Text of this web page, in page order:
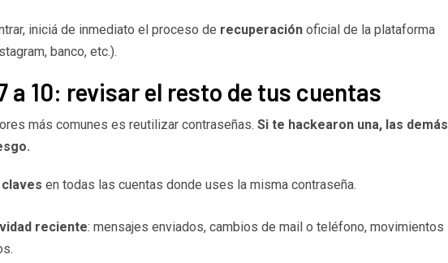
iniciá de inmediato el proceso de recuperación oficial de la plataforma
banco, etc.).
a 10: revisar el resto de tus cuentas
más comunes es reutilizar contraseñas. Si te hackearon una, las demás
claves en todas las cuentas donde uses la misma contraseña.
reciente: mensajes enviados, cambios de mail o teléfono, movimientos